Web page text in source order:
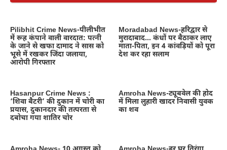
Pilibhit Crime News-पीलीभीत
में रूह कंपाने वाली वारदात: पत्नी
के जाने से खफा दामाद ने सास को
भूसे में रखकर जिंदा जलाया,
आरोपी गिरफ्तार
Moradabad News-हरिद्वार से
मुरादाबाद… कंधों पर बैठाकर लाए
माता-पिता, इन 4 कांवड़ियों को पूरा
देश कर रहा सलाम
Hasanpur Crime News :
‘शिवा बैटरी’ की दुकान में चोरी का
प्रयास, दुकानदार की तत्परता से
दबोचा गया शातिर चोर
Amroha News-ट्यूबवेल की होद
में मिला लुहारी खादर निवासी युवक
का शव